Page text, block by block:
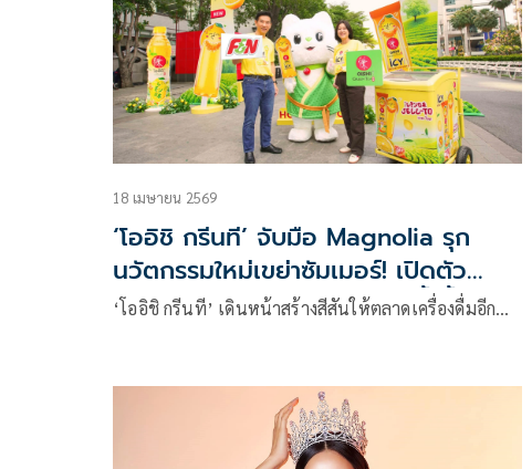
18 เมษายน 2569
‘โออิชิ กรีนที’ จับมือ Magnolia รุก
นวัตกรรมใหม่เขย่าซัมเมอร์! เปิดตัว
ไอศกรีม ‘โออิชิ ไอซี่ เจล-โตะ น้ำผึ้ง
‘โออิชิ กรีนที’ เดินหน้าสร้างสีสันให้ตลาดเครื่องดื่มอีก…